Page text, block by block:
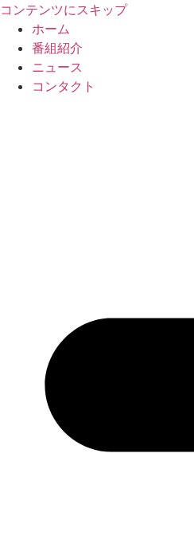
コンテンツにスキップ
ホーム
番組紹介
ニュース
コンタクト